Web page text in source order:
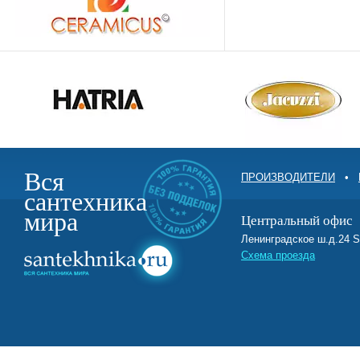
Вся
сантехника
мира
ПРОИЗВОДИТЕЛИ •
Центральный офис
Ленинградское ш.д.24
Схема проезда